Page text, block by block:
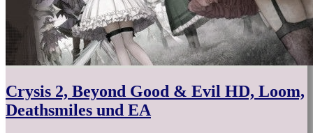
Crysis 2, Beyond Good & Evil HD, Loom,
Deathsmiles und EA